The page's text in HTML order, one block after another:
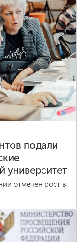
подали
университет
отмечен рост в